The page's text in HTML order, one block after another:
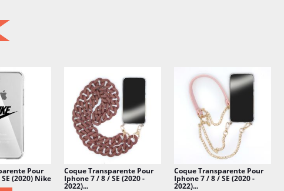
3) validez votre création personnalisée. Cokitec
assurer un max, n’oubliez pas de commander
Pour
(2020) Nike
Coque Transparente Pour
Iphone 7 / 8 / SE (2020 -
2022)...
Coque Transparente Pour
Iphone 7 / 8 / SE (2020 -
2022)...